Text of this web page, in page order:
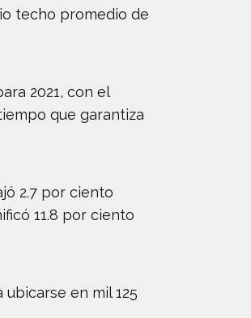
techo promedio de
2021, con el
que garantiza
2.7 por ciento
11.8 por ciento
en mil 125